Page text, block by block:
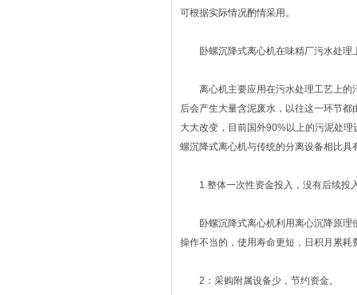
可根据实际情况酌情采用。
卧螺沉降式离心机在味精厂污水处理
离心机主要应用在污水处理工艺上的
后会产生大量含泥废水，以往这一环节
大大改变，目前国外90%以上的污泥处
螺沉降式离心机与传统的分离设备相比
1.整体一次性资金投入，没有后续投
卧螺沉降式离心机利用离心沉降原理
操作不当的，使用寿命更短，日积月累耗
2：采购附属设备少，节约资金。